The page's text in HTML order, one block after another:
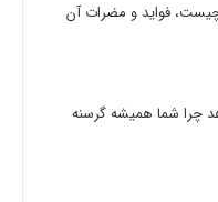
فواید و مضرات آن
چرا شما همیشه گرسنه